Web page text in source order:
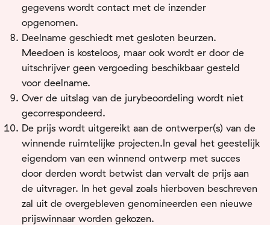
gegevens wordt contact met de inzender
opgenomen.
Deelname geschiedt met gesloten beurzen.
Meedoen is kosteloos, maar ook wordt er door de
uitschrijver geen vergoeding beschikbaar gesteld
voor deelname.
Over de uitslag van de jurybeoordeling wordt niet
gecorrespondeerd.
De prijs wordt uitgereikt aan de ontwerper(s) van de
winnende ruimtelijke projecten.In geval het geestelijk
eigendom van een winnend ontwerp met succes
door derden wordt betwist dan vervalt de prijs aan
de uitvrager. In het geval zoals hierboven beschreven
zal uit de overgebleven genomineerden een nieuwe
prijswinnaar worden gekozen.